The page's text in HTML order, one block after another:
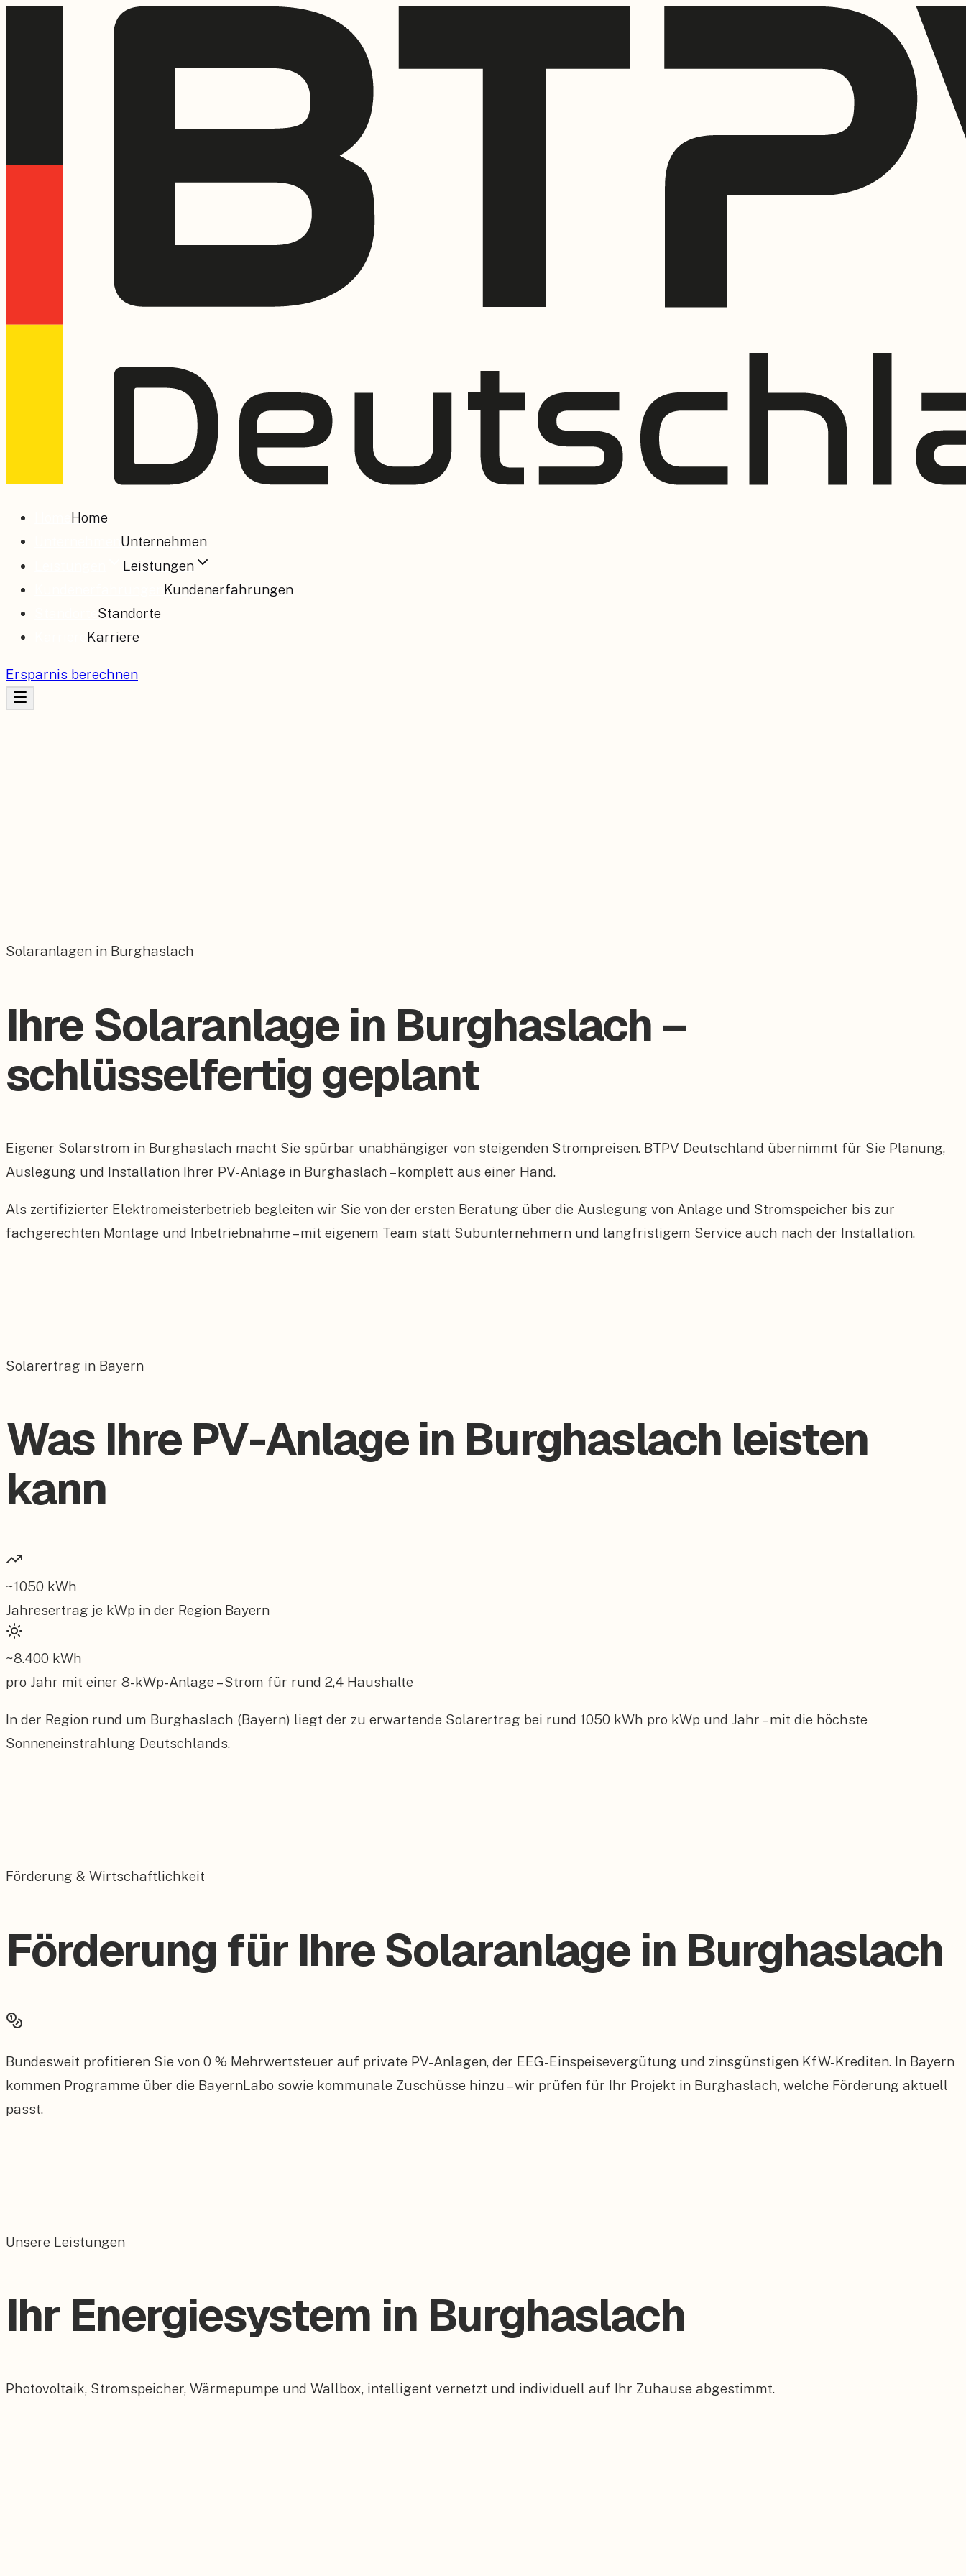
Home
Unternehmen
Leistungen
Kundenerfahrungen
Standorte
Karriere
Ersparnis berechnen
Solaranlagen in Burghaslach
Ihre Solaranlage in Burghaslach –
schlüsselfertig geplant
Eigener Solarstrom in Burghaslach macht Sie spürbar unabhängiger von steigenden Strompreisen. BTPV Deutschland übernimmt für Sie Planung,
Auslegung und Installation Ihrer PV-Anlage in Burghaslach – komplett aus einer Hand.
Als zertifizierter Elektromeisterbetrieb begleiten wir Sie von der ersten Beratung über die Auslegung von Anlage und Stromspeicher bis zur
fachgerechten Montage und Inbetriebnahme – mit eigenem Team statt Subunternehmern und langfristigem Service auch nach der Installation.
Solarertrag in Bayern
Was Ihre PV-Anlage in Burghaslach leisten
kann
~1050 kWh
Jahresertrag je kWp in der Region Bayern
~8.400 kWh
pro Jahr mit einer 8-kWp-Anlage – Strom für rund 2,4 Haushalte
In der Region rund um Burghaslach (Bayern) liegt der zu erwartende Solarertrag bei rund 1050 kWh pro kWp und Jahr – mit die höchste
Sonneneinstrahlung Deutschlands.
Förderung & Wirtschaftlichkeit
Förderung für Ihre Solaranlage in Burghaslach
Bundesweit profitieren Sie von 0 % Mehrwertsteuer auf private PV-Anlagen, der EEG-Einspeisevergütung und zinsgünstigen KfW-Krediten. In Bayern
kommen Programme über die BayernLabo sowie kommunale Zuschüsse hinzu – wir prüfen für Ihr Projekt in Burghaslach, welche Förderung aktuell
passt.
Unsere Leistungen
Ihr Energiesystem in Burghaslach
Photovoltaik, Stromspeicher, Wärmepumpe und Wallbox, intelligent vernetzt und individuell auf Ihr Zuhause abgestimmt.